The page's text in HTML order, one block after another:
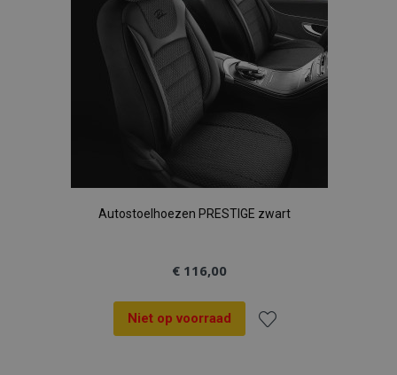
Autostoelhoezen PRESTIGE zwart
€ 116,00
Niet op voorraad